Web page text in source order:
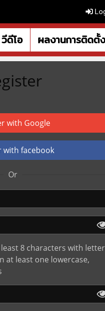
วีดีโอ ผลงานการติดตั้ง
with Google
with facebook
Or
8 characters with
at least one lowercase,